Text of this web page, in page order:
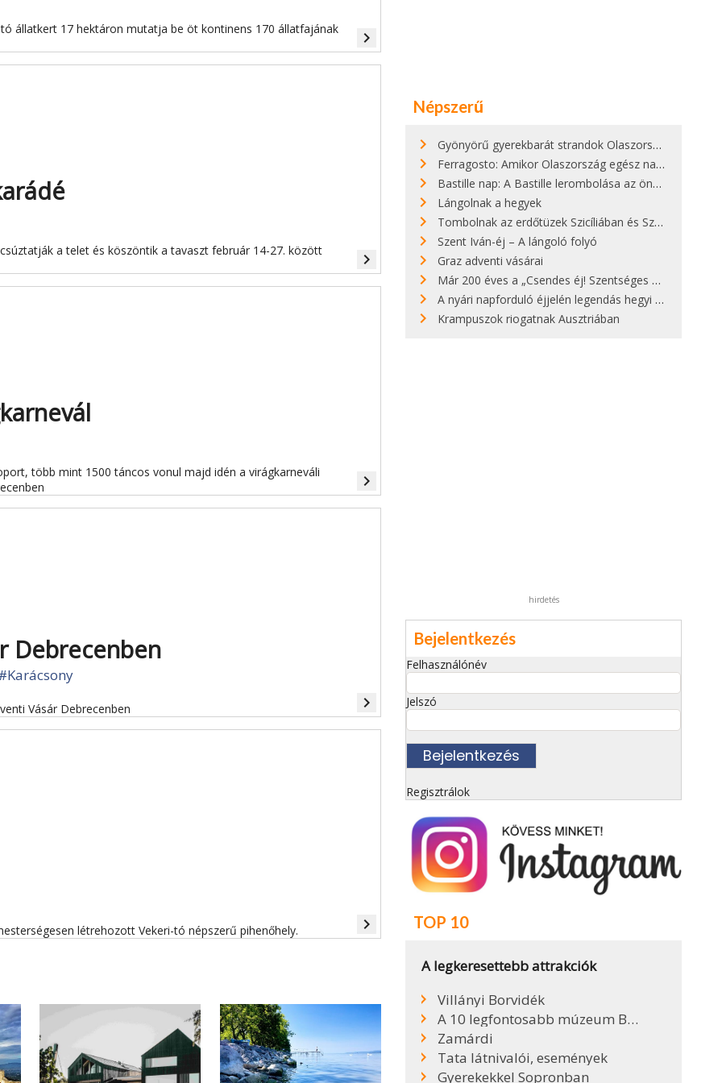
állatkert 17 hektáron mutatja be öt kontinens 170 állatfajának navigate_next
a telet és köszöntik a tavaszt február 14-27. között navigate_next
több mint 1500 táncos vonul majd idén a virágkarneváli
navigate_next
Debrecenben
Vásár Debrecenben navigate_next
létrehozott Vekeri-tó népszerű pihenőhely. navigate_next
Népszerű
Gyönyörű gyerekbarát strandok Olaszországban - megmutatjuk a 15 legjobbat
Ferragosto: Amikor Olaszország egész nap nyaral
Bastille nap: A Bastille lerombolása az önkényuralom végét jelentette
Lángolnak a hegyek
Tombolnak az erdőtüzek Szicíliában és Szardínián
Szent Iván-éj – A lángoló folyó
Graz adventi vásárai
Már 200 éves a „Csendes éj! Szentséges éj!”
A nyári napforduló éjjelén legendás hegyi tüzek világítják meg Zugspitzét
Krampuszok riogatnak Ausztriában
hirdetés
Bejelentkezés
Felhasználónév
Jelszó
Regisztrálok
TOP 10
A legkeresettebb attrakciók
Villányi Borvidék
A 10 legfontosabb múzeum Budapesten
Zamárdi
Tata látnivalói, események
Gyerekekkel Sopronban